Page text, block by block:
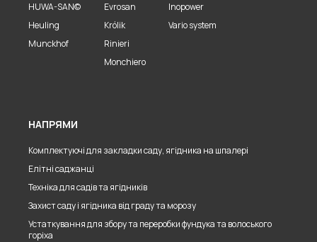
HUWA-SAN©
Heuling
Munckhof
Evrosan
Królik
Rinieri
Monchiero
Inopower
Vario system
НАПРЯМИ
Комплектуючі для закладки саду, ягідника на шпалері
Елітні саджанці
Техніка для садів та ягідників
Захист саду і ягідника від граду та морозу
Устаткування для збору та переробки фундука та волоського
горіха